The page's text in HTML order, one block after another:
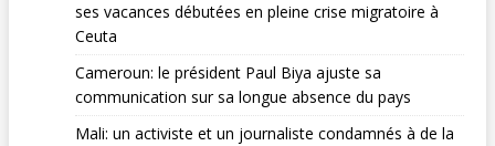
ses vacances débutées en pleine crise migratoire à
Ceuta
Cameroun: le président Paul Biya ajuste sa
communication sur sa longue absence du pays
Mali: un activiste et un journaliste condamnés à de la